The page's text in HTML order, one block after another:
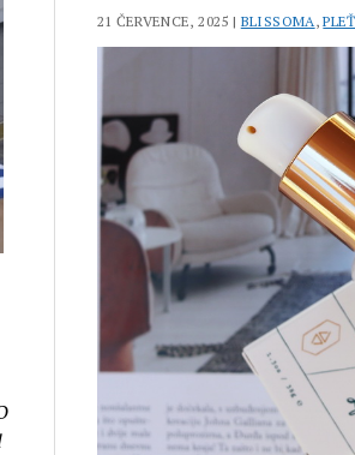
21 ČERVENCE, 2025 | BLISSOMA,PLEŤ